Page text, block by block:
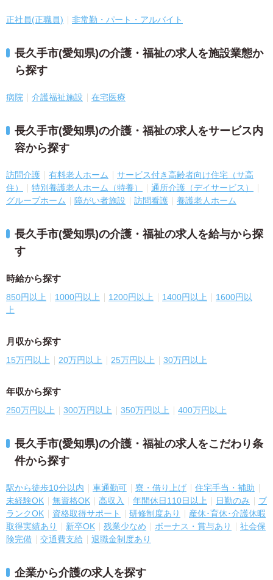
正社員(正職員) 非常勤・パート・アルバイト
長久手市(愛知県)の介護・福祉の求人を施設業態か
ら探す
病院 介護福祉施設 在宅医療
長久手市(愛知県)の介護・福祉の求人をサービス内
容から探す
訪問介護 有料老人ホーム
サービス付き高齢者向け住宅（サ高
住）
特別養護老人ホーム（特養）
通所介護（デイサービス）
グループホーム
障がい者施設 訪問看護 養護老人ホーム
長久手市(愛知県)の介護・福祉の求人を給与から探
す
時給から探す
850円以上 1000円以上 1200円以上 1400円以上
1600円以
上
月収から探す
15万円以上 20万円以上 25万円以上 30万円以上
年収から探す
250万円以上 300万円以上 350万円以上 400万円以上
長久手市(愛知県)の介護・福祉の求人をこだわり条
件から探す
駅から徒歩10分以内 車通勤可 寮・借り上げ
住宅手当・補助
未経験OK
無資格OK 高収入 年間休日110日以上 日勤のみ
ブ
ランクOK
資格取得サポート 研修制度あり
産休･育休･介護休暇
取得実績あり
新卒OK 残業少なめ ボーナス・賞与あり
社会保
険完備
交通費支給 退職金制度あり
企業から介護の求人を探す